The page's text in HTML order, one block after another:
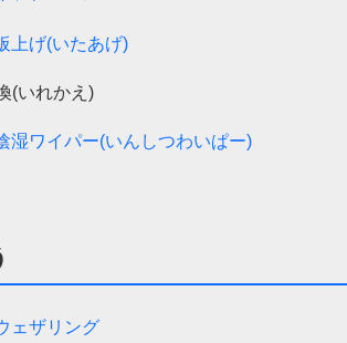
上げ(いたあげ)
(いれかえ)
湿ワイパー(いんしつわいぱー)
ェザリング